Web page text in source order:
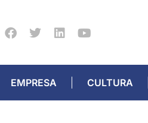
EMPRESA CULTURA